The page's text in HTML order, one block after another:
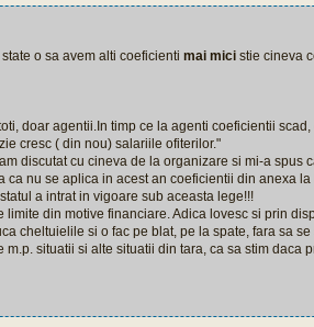
o sa avem alti coeficienti mai mici stie cineva
doar agentii.In timp ce la agenti coeficientii
cresc ( din nou) salariile ofiterilor."
discutat cu cineva de la organizare si mi-a spus
ca nu se aplica in acest an coeficientii din anexa
a intrat in vigoare sub aceasta lege!!!
limite din motive financiare. Adica lovesc si prin
cheltuielile si o fac pe blat, pe la spate, fara sa
situatii si alte situatii din tara, ca sa stim daca